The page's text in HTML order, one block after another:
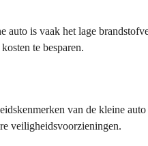
auto is vaak het lage
te besparen.
van de kleine
veiligheidsvoorzieningen.